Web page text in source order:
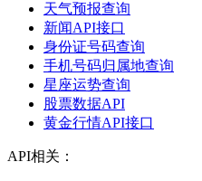
天气预报查询
新闻API接口
身份证号码查询
手机号码归属地查询
星座运势查询
股票数据API
黄金行情API接口
API相关：